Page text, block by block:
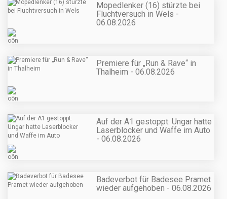
Mopedlenker (16) stürzte bei
Fluchtversuch in Wels -
06.08.2026
Premiere für „Run & Rave“ in
Thalheim - 06.08.2026
Auf der A1 gestoppt: Ungar hatte
Laserblocker und Waffe im Auto
- 06.08.2026
Badeverbot für Badesee Pramet
wieder aufgehoben - 06.08.2026